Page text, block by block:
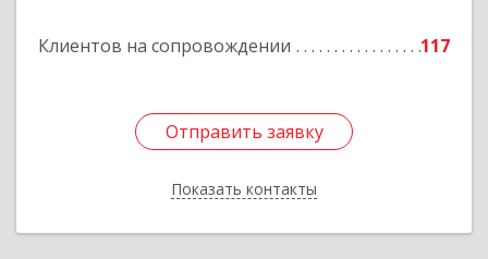
Клиентов на сопровождении 117
Отправить заявку
Показать контакты
Отправить заявку
Назад